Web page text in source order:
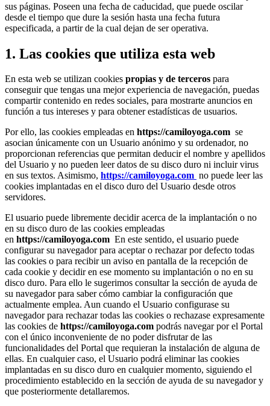
sus páginas. Poseen una fecha de caducidad, que puede oscilar
desde el tiempo que dure la sesión hasta una fecha futura
especificada, a partir de la cual dejan de ser operativa.
1. Las cookies que utiliza esta web
En esta web se utilizan cookies propias y de terceros para
conseguir que tengas una mejor experiencia de navegación, puedas
compartir contenido en redes sociales, para mostrarte anuncios en
función a tus intereses y para obtener estadísticas de usuarios.
Por ello, las cookies empleadas en https://camiloyoga.com se
asocian únicamente con un Usuario anónimo y su ordenador, no
proporcionan referencias que permitan deducir el nombre y apellidos
del Usuario y no pueden leer datos de su disco duro ni incluir virus
en sus textos. Asimismo, https://camiloyoga.com no puede leer las
cookies implantadas en el disco duro del Usuario desde otros
servidores.
El usuario puede libremente decidir acerca de la implantación o no
en su disco duro de las cookies empleadas
en https://camiloyoga.com En este sentido, el usuario puede
configurar su navegador para aceptar o rechazar por defecto todas
las cookies o para recibir un aviso en pantalla de la recepción de
cada cookie y decidir en ese momento su implantación o no en su
disco duro. Para ello le sugerimos consultar la sección de ayuda de
su navegador para saber cómo cambiar la configuración que
actualmente emplea. Aun cuando el Usuario configurase su
navegador para rechazar todas las cookies o rechazase expresamente
las cookies de https://camiloyoga.com podrás navegar por el Portal
con el único inconveniente de no poder disfrutar de las
funcionalidades del Portal que requieran la instalación de alguna de
ellas. En cualquier caso, el Usuario podrá eliminar las cookies
implantadas en su disco duro en cualquier momento, siguiendo el
procedimiento establecido en la sección de ayuda de su navegador y
que posteriormente detallaremos.